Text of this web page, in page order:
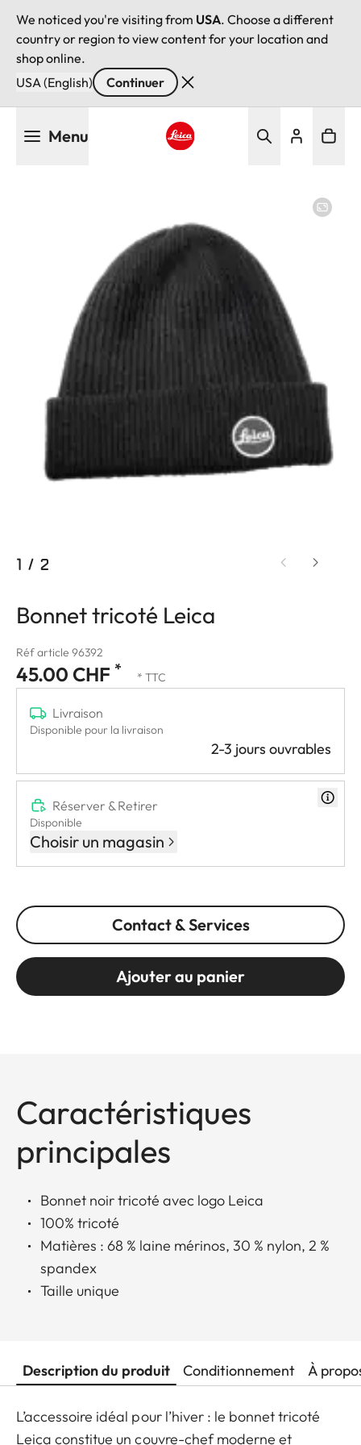
We noticed you're visiting from USA. Choose a different
country or region to view content for your location and
shop online.
USA (English)
Continuer
Menu
1 / 2
Bonnet tricoté Leica
Réf article 96392
45.00 CHF * * TTC
Livraison
Disponible pour la livraison
2-3 jours ouvrables
Réserver & Retirer
Disponible
Choisir un magasin
Contact & Services
Ajouter au panier
Caractéristiques
principales
Bonnet noir tricoté avec logo Leica
100% tricoté
Matières : 68 % laine mérinos, 30 % nylon, 2 %
spandex
Taille unique
Description du produit Conditionnement À
L’accessoire idéal pour l’hiver : le bonnet tricoté
Leica constitue un couvre-chef moderne et